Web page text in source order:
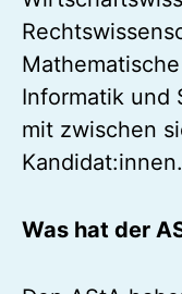
Informatik und
mit zwischen
Kandidat:innen.
Was hat der